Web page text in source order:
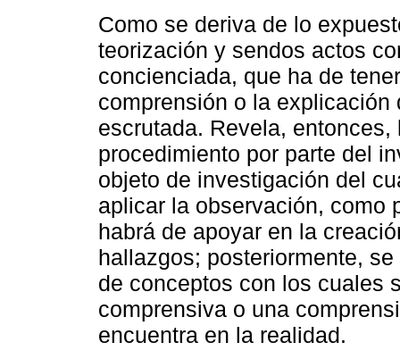
Como se deriva de lo
teorización y sendos actos
concienciada, que ha de
comprensión o la
escrutada. Revela,
procedimiento por parte del
objeto de investigación del
aplicar la observación, como
habrá de apoyar en la
hallazgos; posteriormente,
de conceptos con los cuales
comprensiva o una
encuentra en la realidad.